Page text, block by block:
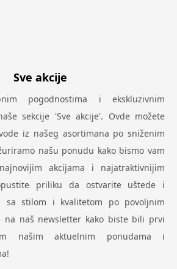
Sve akcije
pogodnostima i ekskluzivnim
sekcije 'Sve akcije'. Ovde možete
iz našeg asortimana po sniženim
našu ponudu kako bismo vam
akcijama i najatraktivnijim
priliku da ostvarite uštede i
sa stilom i kvalitetom po povoljnim
na naš newsletter kako biste bili prvi
našim aktuelnim ponudama i